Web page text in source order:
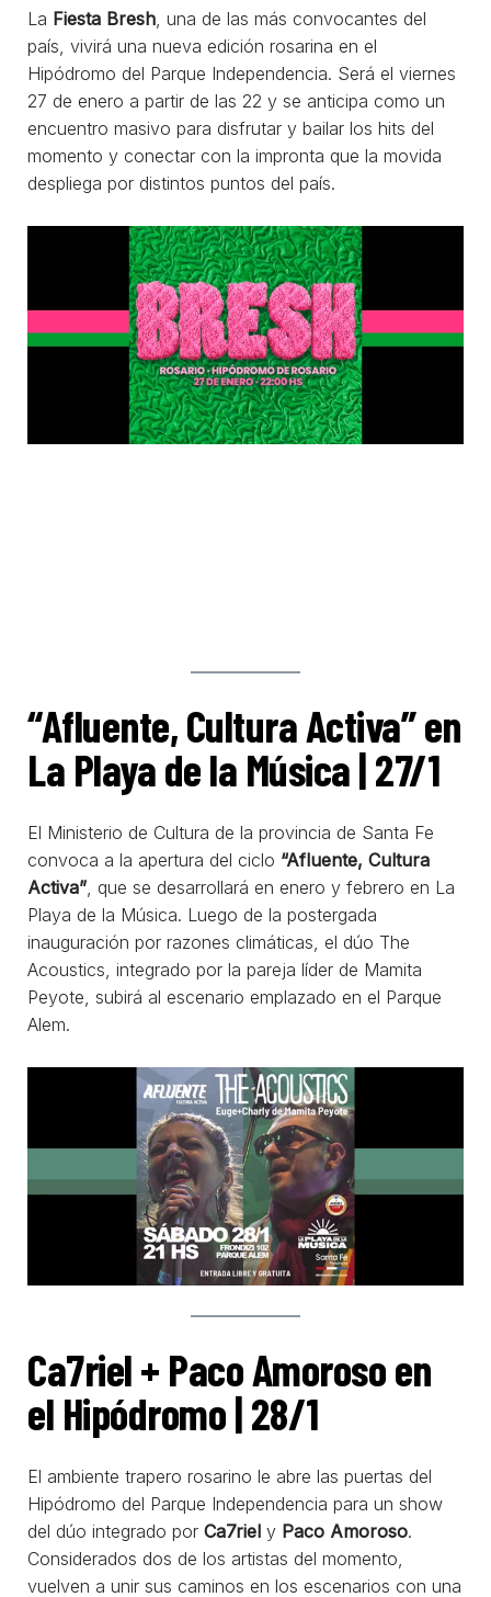
La Fiesta Bresh, una de las más convocantes del
país, vivirá una nueva edición rosarina en el
Hipódromo del Parque Independencia. Será el viernes
27 de enero a partir de las 22 y se anticipa como un
encuentro masivo para disfrutar y bailar los hits del
momento y conectar con la impronta que la movida
despliega por distintos puntos del país.
“Afluente, Cultura Activa” en
La Playa de la Música | 27/1
El Ministerio de Cultura de la provincia de Santa Fe
convoca a la apertura del ciclo “Afluente, Cultura
Activa”, que se desarrollará en enero y febrero en La
Playa de la Música. Luego de la postergada
inauguración por razones climáticas, el dúo The
Acoustics, integrado por la pareja líder de Mamita
Peyote, subirá al escenario emplazado en el Parque
Alem.
Ca7riel + Paco Amoroso en
el Hipódromo | 28/1
El ambiente trapero rosarino le abre las puertas del
Hipódromo del Parque Independencia para un show
del dúo integrado por Ca7riel y Paco Amoroso.
Considerados dos de los artistas del momento,
vuelven a unir sus caminos en los escenarios con una